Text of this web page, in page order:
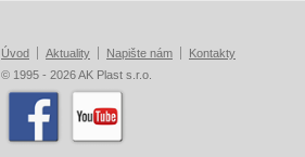
Úvod Aktuality Napište nám
Kontakty
© 1995 - 2026 AK Plast s.r.o.